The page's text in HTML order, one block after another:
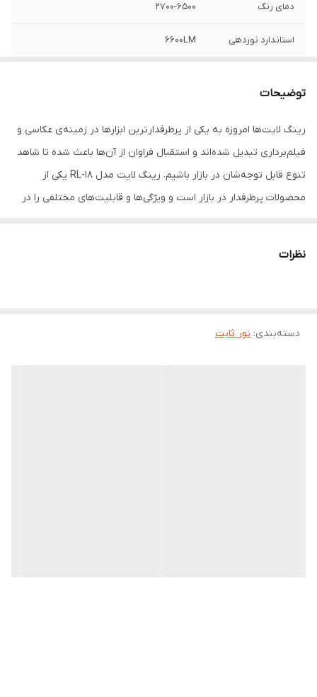
دمای رنگ 2700-6500
استاندارد نوردهی 6600LM
توضیحات
رینگ لایت‌ها امروزه به یکی از پرطرفدارترین ابزارها در زمینه‌ی عکاسی و
فیلم‌برداری تبدیل شده‌اند و استقبال فراوان از آن‌ها باعث شده تا شاهد
تنوع قابل توجه‌شان در بازار باشیم. رینگ لایت مدل RL-18 یکی از
محصولات پرطرفدار در بازار است و ویژگی‌ها و قابلیت‌های مختلفی را در
نظرات
دسته‌بندی: نور ثابت